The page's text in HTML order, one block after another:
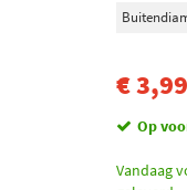
€ 3,99
Op
Vandaag